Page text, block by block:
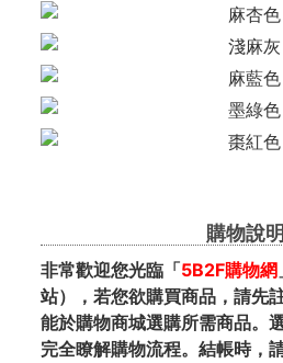
購物說明
非常歡迎您光臨「5B2F購物網
站），若您欲購買商品，請先
能於購物商城選購所需商品。
完全瞭解購物流程。結帳時，